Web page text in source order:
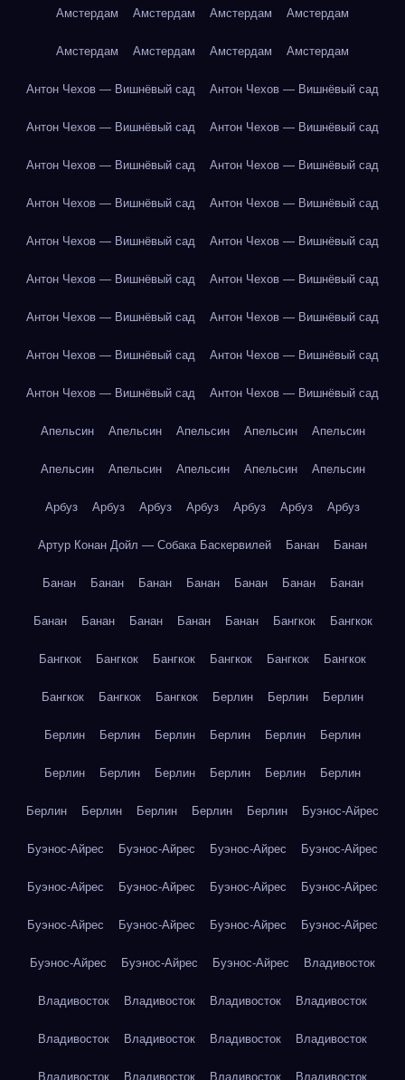
Амстердам Амстердам Амстердам Амстердам
Амстердам Амстердам Амстердам Амстердам
Антон Чехов — Вишнёвый сад Антон Чехов — Вишнёвый сад
Антон Чехов — Вишнёвый сад Антон Чехов — Вишнёвый сад
Антон Чехов — Вишнёвый сад Антон Чехов — Вишнёвый сад
Антон Чехов — Вишнёвый сад Антон Чехов — Вишнёвый сад
Антон Чехов — Вишнёвый сад Антон Чехов — Вишнёвый сад
Антон Чехов — Вишнёвый сад Антон Чехов — Вишнёвый сад
Антон Чехов — Вишнёвый сад Антон Чехов — Вишнёвый сад
Антон Чехов — Вишнёвый сад Антон Чехов — Вишнёвый сад
Антон Чехов — Вишнёвый сад Антон Чехов — Вишнёвый сад
Апельсин Апельсин Апельсин Апельсин Апельсин
Апельсин Апельсин Апельсин Апельсин Апельсин
Арбуз Арбуз Арбуз Арбуз Арбуз Арбуз Арбуз
Артур Конан Дойл — Собака Баскервилей Банан Банан
Банан Банан Банан Банан Банан Банан Банан
Банан Банан Банан Банан Банан Бангкок Бангкок
Бангкок Бангкок Бангкок Бангкок Бангкок Бангкок
Бангкок Бангкок Бангкок Берлин Берлин Берлин
Берлин Берлин Берлин Берлин Берлин Берлин
Берлин Берлин Берлин Берлин Берлин Берлин
Берлин Берлин Берлин Берлин Берлин Буэнос-Айрес
Буэнос-Айрес Буэнос-Айрес Буэнос-Айрес Буэнос-Айрес
Буэнос-Айрес Буэнос-Айрес Буэнос-Айрес Буэнос-Айрес
Буэнос-Айрес Буэнос-Айрес Буэнос-Айрес Буэнос-Айрес
Буэнос-Айрес Буэнос-Айрес Буэнос-Айрес Владивосток
Владивосток Владивосток Владивосток Владивосток
Владивосток Владивосток Владивосток Владивосток
Владивосток Владивосток Владивосток Владивосток